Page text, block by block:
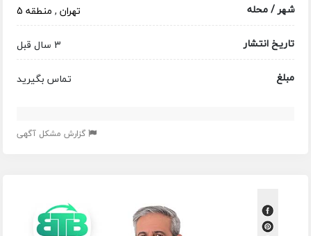
شهر / محله
تهران, منطقه 5
تاریخ انتشار
3 سال قبل
مبلغ
تماس بگیرید
گزارش مشکل آگهی